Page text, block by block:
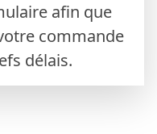
afin que
commande
délais.